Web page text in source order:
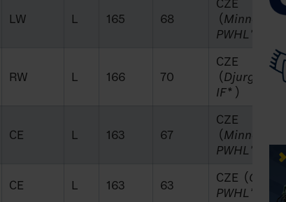
LW L 165 68
CZE
(Minnesota
PWHL*
RW L 166 70
CZE
(Djurgårdens
IF* )
CE L 163 67
CZE
(Minnesota
PWHL*
CE L 163 63 CZE (Ottawa
PWHL*